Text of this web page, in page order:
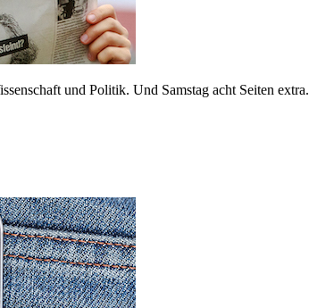
und Politik. Und Samstag acht Seiten extra.